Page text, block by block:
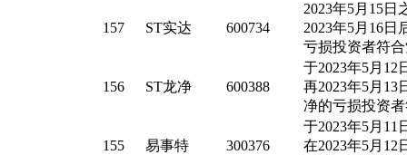
157 ST实达 600734
2023年5月15日
2023年5月16日
亏损投资者符
156 ST龙净 600388
于2023年5月12
再2023年5月13
净的亏损投资
155 易事特 300376
于2023年5月11
在2023年5月12